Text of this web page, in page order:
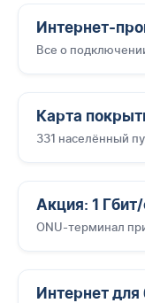
Интернет-
Все о
Карта
331 населённый
Акция: 1 Гбит/
ONU-терминал
Интернет для